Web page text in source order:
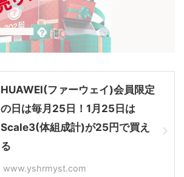
HUAWEI(ファーウェイ)会員限定
の日は毎月25日！1月25日は
Scale3(体組成計)が25円で買え
る
www.yshrmyst.com